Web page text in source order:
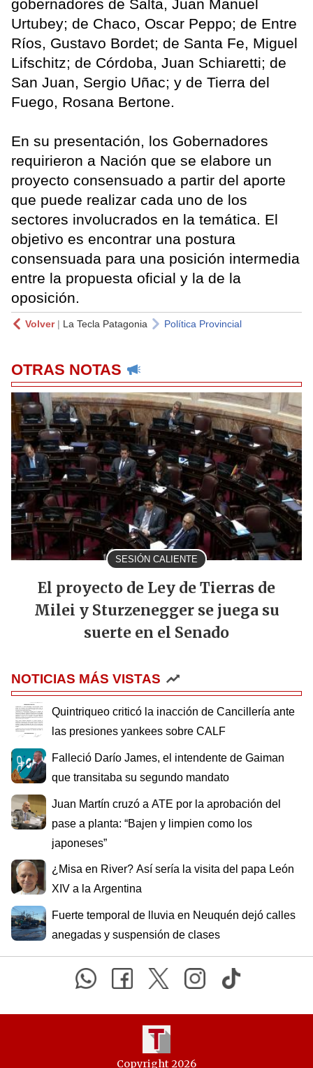
gobernadores de Salta, Juan Manuel
Urtubey; de Chaco, Oscar Peppo; de Entre
Ríos, Gustavo Bordet; de Santa Fe, Miguel
Lifschitz; de Córdoba, Juan Schiaretti; de
San Juan, Sergio Uñac; y de Tierra del
Fuego, Rosana Bertone.
En su presentación, los Gobernadores
requirieron a Nación que se elabore un
proyecto consensuado a partir del aporte
que puede realizar cada uno de los
sectores involucrados en la temática. El
objetivo es encontrar una postura
consensuada para una posición intermedia
entre la propuesta oficial y la de la
oposición.
Volver| La Tecla Patagonia Política Provincial
OTRAS NOTAS
SESIÓN CALIENTE
El proyecto de Ley de Tierras de
Milei y Sturzenegger se juega su
suerte en el Senado
NOTICIAS MÁS VISTAS
Quintriqueo criticó la inacción de Cancillería ante
las presiones yankees sobre CALF
Falleció Darío James, el intendente de Gaiman
que transitaba su segundo mandato
Juan Martín cruzó a ATE por la aprobación del
pase a planta: “Bajen y limpien como los
japoneses”
¿Misa en River? Así sería la visita del papa León
XIV a la Argentina
Fuerte temporal de lluvia en Neuquén dejó calles
anegadas y suspensión de clases
Copyright 2026